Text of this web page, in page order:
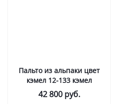
Пальто из альпаки цвет
кэмел 12-133 кэмел
42 800 руб.